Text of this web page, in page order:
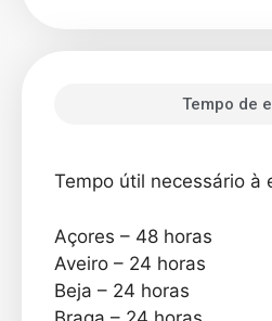
Tempo de
Tempo útil necessário à
Açores – 48 horas
Aveiro – 24 horas
Beja – 24 horas